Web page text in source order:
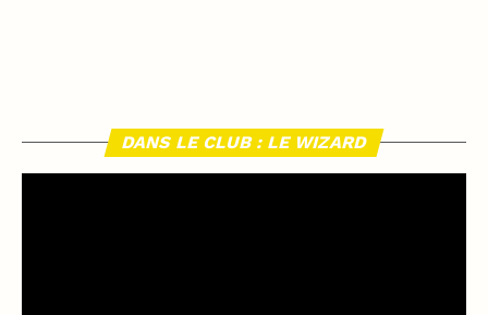
DANS LE CLUB : LE WIZARD